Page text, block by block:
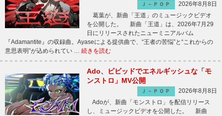
Ｊ－ＰＯＰ
2026年8月8日
葛葉が、新曲「王道」のミュージックビデオ
を公開した。 新曲「王道」は、2026年7月29
日にリリースされたニューミニアルバム
『Adamantite』の収録曲。Ayaseによる提供曲で、“王者の苦悩”と“これからの
意思表明”が込められてい … 続きを読む
Ado、ビビッドでエネルギッシュな「モ
ンストロ」MV公開
Ｊ－ＰＯＰ
2026年8月8日
Adoが、新曲「モンストロ」を配信リリース
し、ミュージックビデオを公開した。 新曲